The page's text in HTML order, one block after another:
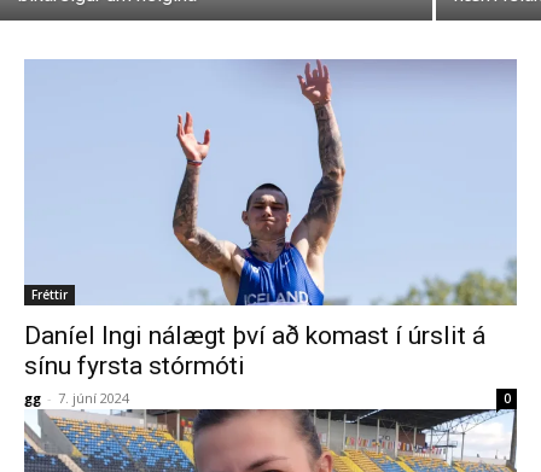
Fréttir
Daníel Ingi nálægt því að komast í úrslit á
sínu fyrsta stórmóti
gg - 7. júní 2024 0